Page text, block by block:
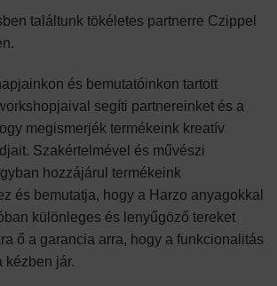
találtunk tökéletes partnerre Czippel
és bemutatóinkon tartott
segíti partnereinket és a
megismerjék termékeink kreatív
Szakértelmével és művészi
hozzájárul termékeink
és bemutatja, hogy a Harzo anyagokkal
különleges és lenyűgöző tereket
ő a garancia arra, hogy a funkcionalitás
kézben jár.